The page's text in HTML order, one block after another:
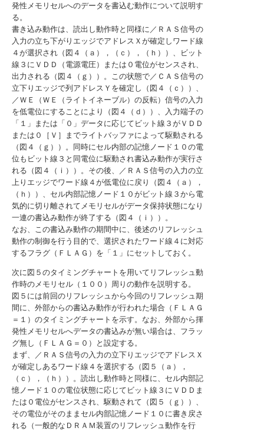
発性メモリセルへのデータを書込む動作について説明す
る。
書き込み動作は、読出し動作時と同様に／ＲＡＳ信号の
入力の立ち下がりエッジでアドレスＸが確定しワード線
４が選択され（図４（ａ），（ｃ），（ｈ））、ビット
線３にＶＤＤ（電源電圧）または０電位がセンスされ、
出力される（図４（ｇ））。この状態で／ＣＡＳ信号の
立下りエッジで列アドレスＹを確定し（図４（ｃ））、
／ＷＥ（ＷＥ（ライトイネーブル）の反転）信号の入力
を低電位にすることにより（図４（ｄ））、入力端子の
「１」または「０」データに応じてビット線３がＶＤＤ
または０［Ｖ］までライトバッファによって駆動される
（図４（ｇ））。同時にセル内部の記憶ノード１０の電
位もビット線３と同電位に駆動され書込み動作が実行さ
れる（図４（ｉ））。その後、／ＲＡＳ信号の入力の立
上りエッジでワード線４が低電位に戻り（図４（ａ），
（ｈ））、セル内部記憶ノード１０がビット線３から電
気的に切り離されてメモリセルがデータ保持状態になり
一連の書込み動作が終了する（図４（ｉ））。
なお、この書込み動作の期間中に、後述のリフレッシュ
動作の制御を行う目的で、選択されたワード線４に対応
するフラグ（ＦＬＡＧ）を「１」にセットしておく。
次に図５のタイミングチャートを用いてリフレッシュ動
作時のメモリセル（１００）周りの動作を説明する。
図５には前回のリフレッシュから今回のリフレッシュ期
間に、外部からの書込み動作が行われた場合（ＦＬＡＧ
＝１）のタイミングチャートを示す。なお、外部から揮
発性メモリセルへデータの書込みが無い場合は、フラッ
グ無し（ＦＬＡＧ＝０）と設定する。
まず、／ＲＡＳ信号の入力の立下りエッジでアドレスＸ
が確定しあるワード線４を選択する（図５（ａ），
（ｃ），（ｈ））。読出し動作時と同様に、セル内部記
憶ノード１０の電位状態に応じてビット線３にＶＤＤま
たは０電位がセンスされ、駆動されて（図５（ｇ））、
その電位がそのままセル内部記憶ノード１０に書き戻さ
れる（一般的なＤＲＡＭ装置のリフレッシュ動作を行